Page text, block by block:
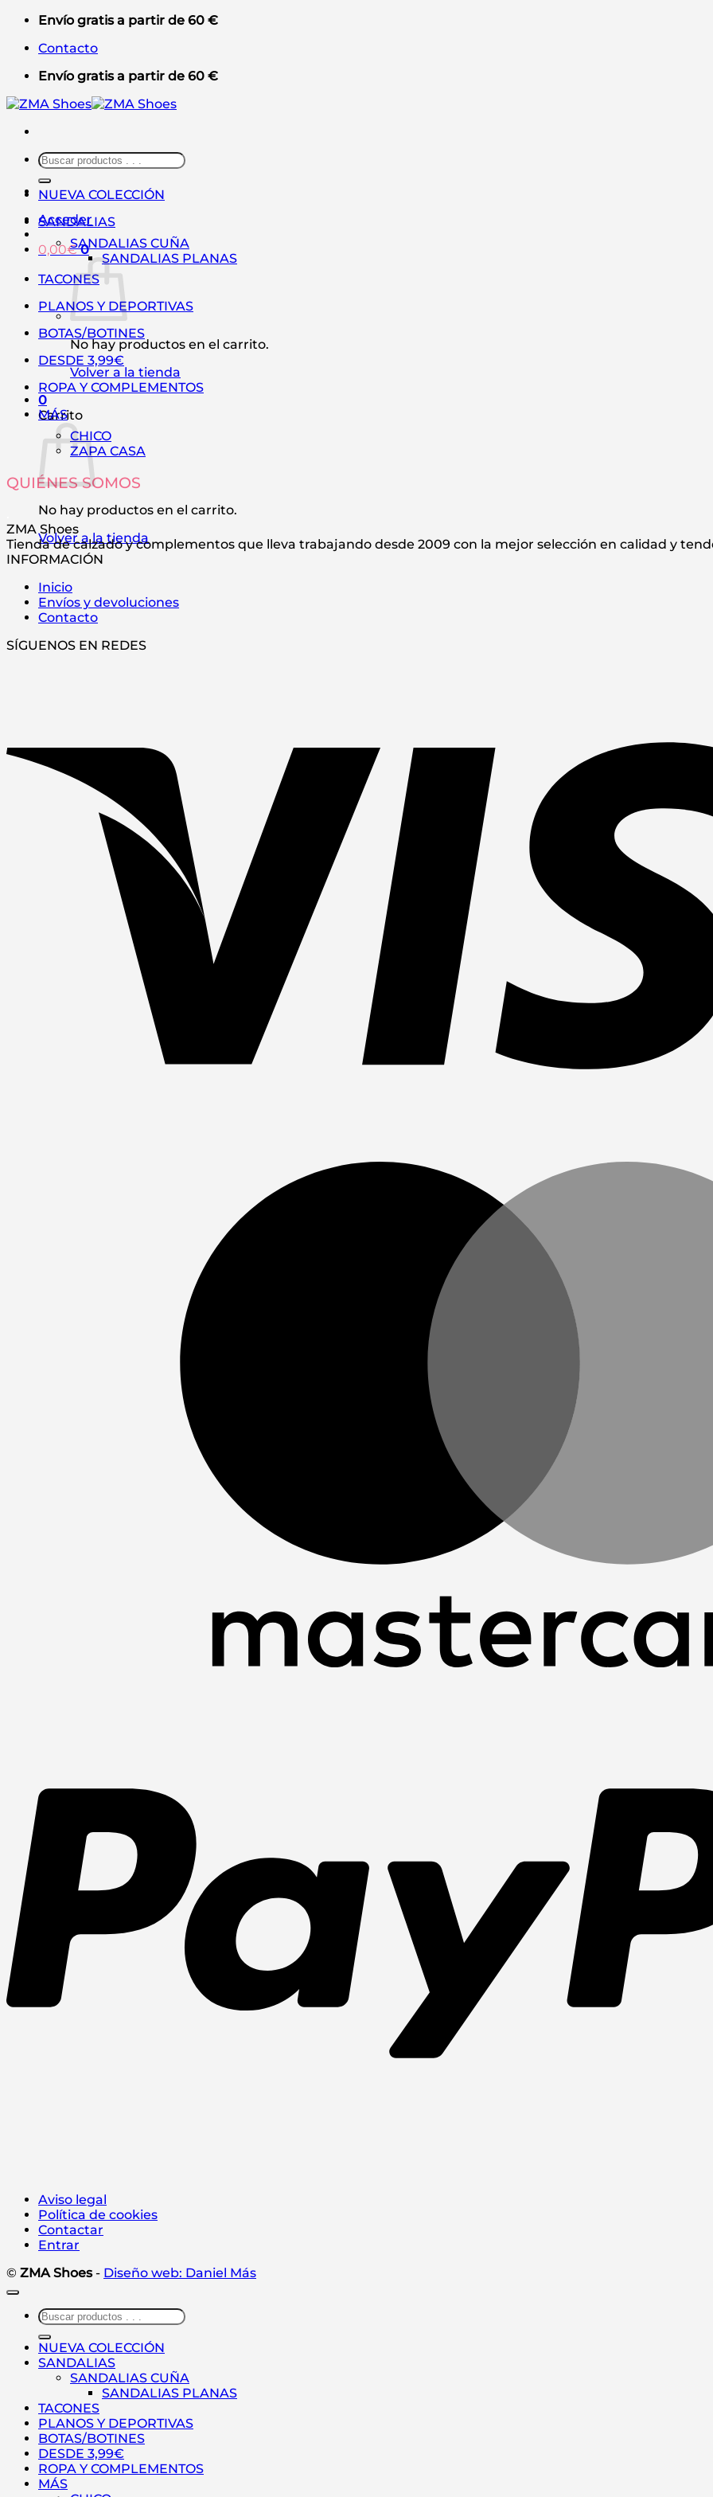
Saltar
contenido
Envío gratis a partir de 60 €
Contacto
Envío gratis a partir de 60 €
Buscar
por:
Acceder
0,00€ 0
No hay productos en el carrito.
Volver a la tienda
0
Carrito
No hay productos en el carrito.
Volver a la tienda
NUEVA COLECCIÓN
SANDALIAS
SANDALIAS CUÑA
SANDALIAS PLANAS
TACONES
PLANOS Y DEPORTIVAS
BOTAS/BOTINES
DESDE 3,99€
ROPA Y COMPLEMENTOS
MÁS
CHICO
ZAPA CASA
QUIÉNES SOMOS
ZMA Shoes
Tienda de calzado y complementos que lleva trabajando desde 2009 con la mejor selección en calidad y
INFORMACIÓN
Inicio
Envíos y devoluciones
Contacto
SÍGUENOS EN REDES
Aviso legal
Política de cookies
Contactar
Entrar
© ZMA Shoes- Diseño web: Daniel Más
Buscar
NUEVA COLECCIÓN
SANDALIAS
SANDALIAS CUÑA
SANDALIAS PLANAS
TACONES
PLANOS Y DEPORTIVAS
BOTAS/BOTINES
DESDE 3,99€
ROPA Y COMPLEMENTOS
MÁS